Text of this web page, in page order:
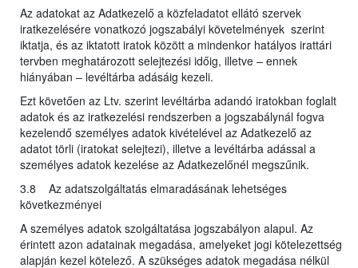
Az adatokat az Adatkezelő a közfeladatot ellátó szervek
iratkezelésére vonatkozó jogszabályi követelmények szerint
iktatja, és az iktatott iratok között a mindenkor hatályos irattári
tervben meghatározott selejtezési időig, illetve – ennek
hiányában – levéltárba adásáig kezeli.
Ezt követően az Ltv. szerint levéltárba adandó iratokban foglalt
adatok és az iratkezelési rendszerben a jogszabálynál fogva
kezelendő személyes adatok kivételével az Adatkezelő az
adatot törli (iratokat selejtezi), illetve a levéltárba adással a
személyes adatok kezelése az Adatkezelőnél megszűnik.
3.8 Az adatszolgáltatás elmaradásának lehetséges
következményei
A személyes adatok szolgáltatása jogszabályon alapul. Az
érintett azon adatainak megadása, amelyeket jogi kötelezettség
alapján kezel kötelező. A szükséges adatok megadása nélkül